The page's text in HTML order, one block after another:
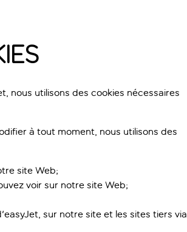
nous utilisons des cookies nécessaires
à tout moment, nous utilisons des
site Web;
voir sur notre site Web;
sur notre site et les sites tiers via